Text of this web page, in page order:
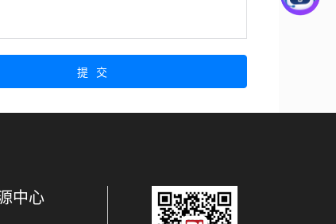
提交
中心